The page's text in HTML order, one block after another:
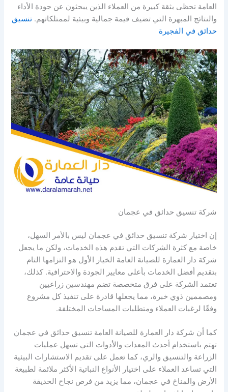
العامة تحظى بثقة كبيرة من العملاء الذين يبحثون عن جودة الأداء
والنتائج المبهرة التي تضيف قيمة جمالية وبيئية لممتلكاتهم.تنسيق
حدائق في الفجيرة
شركة تنسيق حدائق في عجمان
إن اختيار شركة تنسيق حدائق في عجمان ليس بالأمر السهل،
خاصة مع كثرة الشركات التي تقدم هذه الخدمات، ولكن ما يجعل
شركة دار العمارة للصيانة العامة الخيار الأول هو التزامها التام
بتقديم أفضل الخدمات بأعلى معايير الجودة والاحترافية. كذلك،
تعتمد الشركة على فرق متخصصة تضم مهندسين زراعيين
ومصممين ذوي خبرة، مما يجعلها قادرة على تنفيذ كل مشروع
وفقًا لرغبات العملاء ومتطلبات المساحات المختلفة.
كما أن شركة دار العمارة للصيانة العامة تنسيق حدائق في عجمان
تهتم باستخدام أحدث المعدات والأدوات التي تسهل عمليات
الزراعة والتنسيق والري، كما تعمل على تقديم الاستشارات البيئية
التي تساعد العملاء على اختيار الأنواع النباتية الأكثر ملائمة لطبيعة
الأرض والمناخ في عجمان، مما يزيد من فرص نجاح الحديقة